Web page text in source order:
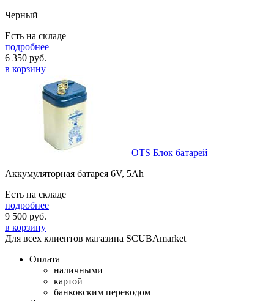
Черный
Есть на складе
подробнее
6 350 руб.
в корзину
OTS Блок батарей
Аккумуляторная батарея 6V, 5Ah
Есть на складе
подробнее
9 500 руб.
в корзину
Для всех клиентов магазина SCUBAmarket
Оплата
наличными
картой
банковским переводом